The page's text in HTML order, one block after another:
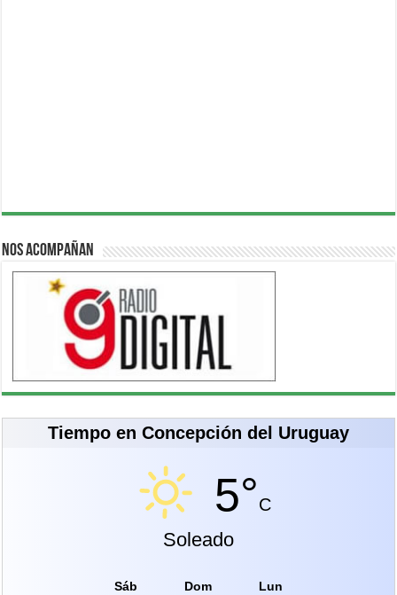
Nos acompañan
Tiempo en Concepción del Uruguay
5°C
Soleado
Sáb Dom Lun